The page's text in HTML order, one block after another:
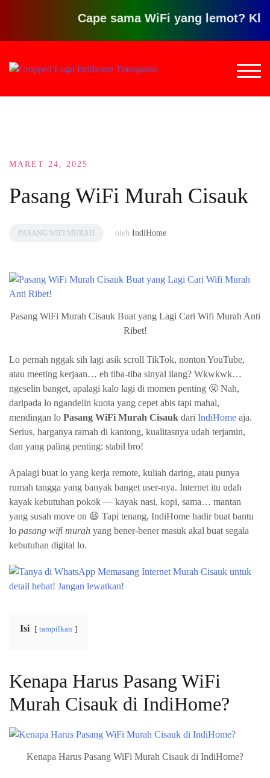
Cape sama WiFi yang lemot? Klik
MARET 24, 2025
Pasang WiFi Murah Cisauk
PASANG WIFI MURAH oleh IndiHome
Pasang WiFi Murah Cisauk Buat yang Lagi Cari Wifi Murah Anti
Ribet!
Lo pernah nggak sih lagi asik scroll TikTok, nonton YouTube,
atau meeting kerjaan… eh tiba-tiba sinyal ilang? Wkwkwk…
ngeselin banget, apalagi kalo lagi di momen penting 😤 Nah,
daripada lo ngandelin kuota yang cepet abis tapi mahal,
mendingan lo Pasang WiFi Murah Cisauk dari IndiHome aja.
Serius, harganya ramah di kantong, kualitasnya udah terjamin,
dan yang paling penting: stabil bro!
Apalagi buat lo yang kerja remote, kuliah daring, atau punya
rumah tangga yang banyak banget user-nya. Internet itu udah
kayak kebutuhan pokok — kayak nasi, kopi, sama… mantan
yang susah move on 😆 Tapi tenang, IndiHome hadir buat bantu
lo pasang wifi murah yang bener-bener masuk akal buat segala
kebutuhan digital lo.
Isi tampilkan
Kenapa Harus Pasang WiFi
Murah Cisauk di IndiHome?
Kenapa Harus Pasang WiFi Murah Cisauk di IndiHome?